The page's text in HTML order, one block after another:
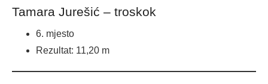
Tamara Jurešić – troskok
6. mjesto
Rezultat: 11,20 m